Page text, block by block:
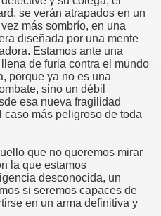
se verán atrapados en un
más sombrío, en una
diseñada por una mente
Estamos ante una
de furia contra el mundo
porque ya no es una
sino un débil
esa nueva fragilidad
más peligroso de toda
que no queremos mirar
la que estamos
desconocida, un
si seremos capaces de
en un arma definitiva y